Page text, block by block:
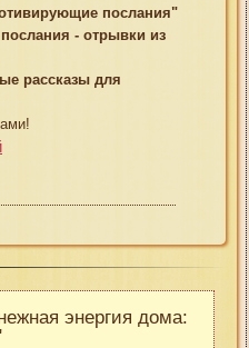
послания"
- отрывки из
рассказы для
энергия дома: